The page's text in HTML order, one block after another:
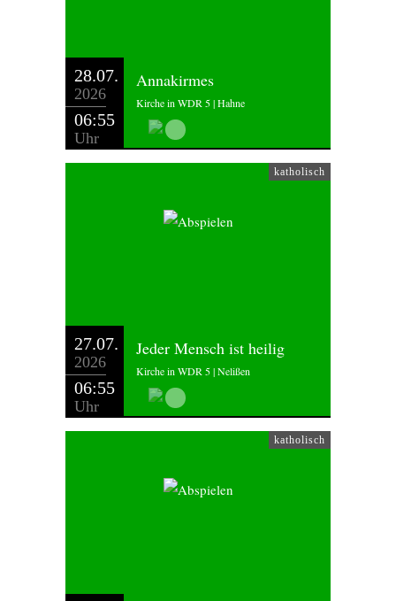
28.07.
2026
06:55
Uhr
Annakirmes
Kirche in WDR 5 | Hahne
katholisch
27.07.
2026
06:55
Uhr
Jeder Mensch ist heilig
Kirche in WDR 5 | Nelißen
katholisch